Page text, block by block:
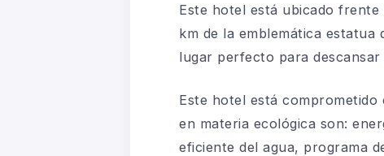
Este hotel está ubicado frente
km de la emblemática
lugar perfecto para
Este hotel está comprometido
en materia ecológica son:
eficiente del agua, programa